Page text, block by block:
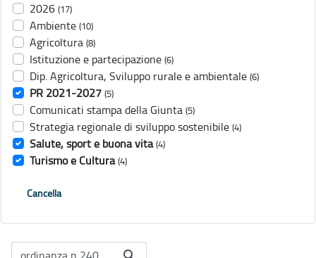
2026 (17)
Ambiente (10)
Agricoltura (8)
Istituzione e partecipazione (6)
Dip. Agricoltura, Sviluppo rurale e ambientale (6)
PR 2021-2027 (5)
Comunicati stampa della Giunta (5)
Strategia regionale di sviluppo sostenibile (4)
Salute, sport e buona vita (4)
Turismo e Cultura (4)
Cancella